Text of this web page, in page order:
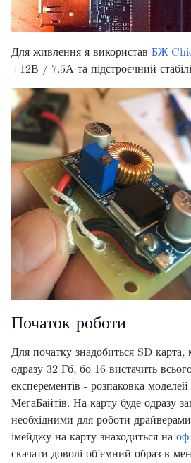
Для живлення я використав БЖ
+12В / 7.5А та підстроєчний
Початок роботи
Для початку знадобиться SD
одразу 32 Гб, бо 16 вистачить
експерементів - розпаковка
МегаБайтів. На карту буде одразу
необхідними для роботи
імейджу на карту знаходиться на оф
скачати доволі об’ємний образ в